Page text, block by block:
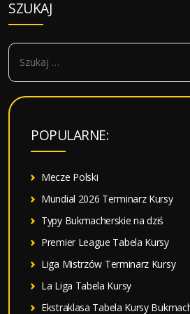
SZUKAJ
S
k
POPULARNE:
Mecze Polski
Mundial 2026 Terminarz Kursy
Typy Bukmacherskie na dziś
Premier League Tabela Kursy
Liga Mistrzów Terminarz Kursy
La Liga Tabela Kursy
Ekstraklasa Tabela Kursy